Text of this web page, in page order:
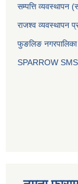
सम्पत्ति व्यवस्थापन
राजश्व व्यवस्थापन
फुङलिङ नगरपालिका
SPARROW SMS